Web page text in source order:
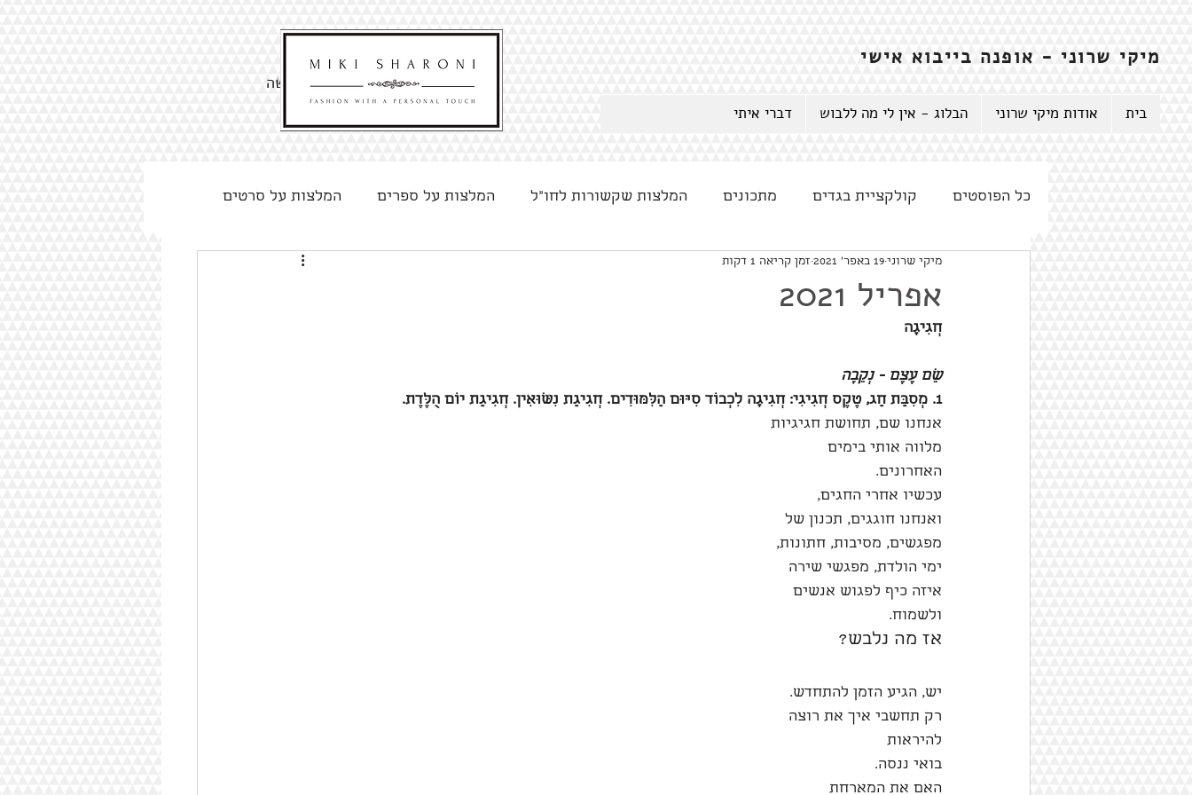
לקביעת פגישה
מיקי שרוני - אופנה בייבוא אישי
בית אודות מיקי שרוני הבלוג - אין לי מה ללבוש דברי איתי
כל הפוסטים קולקציית בגדים מתכונים המלצות שקשורות לחו"ל המלצות על ספרים המלצות על סרטים
אפריל 2021
מיקי שרוני 19 באפר׳ 2021 זמן קריאה 1 דקות
חֲגִיגָה
שֵׁם עֶצֶם - נְקֵבָה
1. מְסִבַּת חַג, טֶקֶס חֲגִיגִי: חֲגִיגָה לִכְבוֹד סִיּוּם הַלִּמּוּדִים. חֲגִיגַת נִשּׂוּאִין. חֲגִיגַת יוֹם הֻלֶּדֶת.
אנחנו שם, תחושת חגיגיות
מלווה אותי בימים
האחרונים.
עכשיו אחרי החגים,
ואנחנו חוגגים, תכנון של
מפגשים, מסיבות, חתונות,
ימי הולדת, מפגשי שירה
איזה כיף לפגוש אנשים
ולשמוח.
אז מה נלבש?
יש, הגיע הזמן להתחדש.
רק תחשבי איך את רוצה
להיראות
בואי ננסה.
האם את המארחת